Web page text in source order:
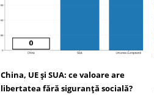
China, UE și SUA: ce valoare are
libertatea fără siguranță socială?